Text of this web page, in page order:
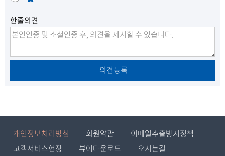
족
우
불
만
한줄의견
의견등록
개인정보처리방침 회원약관
이메일추출방지정책
고객서비스헌장
뷰어다운로드 오시는길